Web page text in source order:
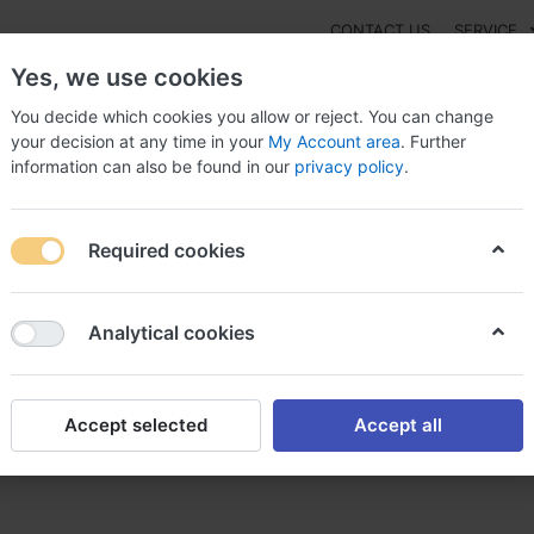
CONTACT US SERVICE
NEW
viagra cialis ligne cialis achat en ligne en france
cialis achat en ligne en
Yes, we use cookies
You decide which cookies you allow or reject. You can change
your decision at any time in your My Account area. Further
information can also be found in our privacy policy.
Required cookies
Analytical cookies
Accept selected Accept all